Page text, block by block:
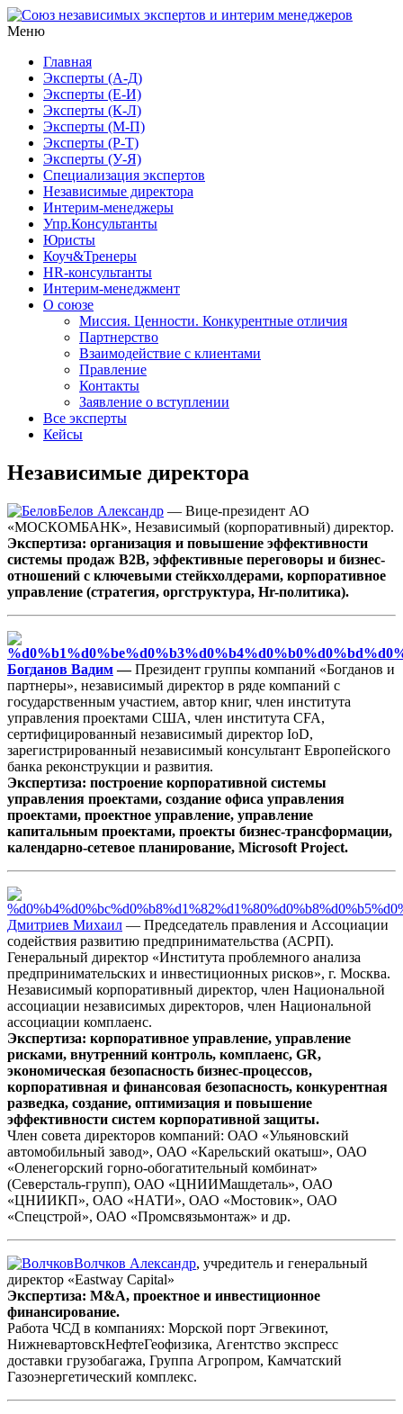
ПОПУЛЯРНОСТИ
Меню
Главная
Эксперты (А-Д)
Эксперты (Е-И)
Эксперты (К-Л)
Эксперты (М-П)
Эксперты (Р-Т)
Эксперты (У-Я)
Специализация экспертов
Независимые директора
Интерим-менеджеры
Упр.Консультанты
Юристы
Коуч&Тренеры
HR-консультанты
Интерим-менеджмент
О союзе
Миссия. Ценности. Конкурентные отличия
Партнерство
Взаимодействие с клиентами
Правление
Контакты
Заявление о вступлении
Все эксперты
Кейсы
Независимые директора
Белов Александр — Вице-президент АО
«МОСКОМБАНК», Независимый (корпоративный) директор.
Экспертиза: организация и повышение эффективности
системы продаж В2В, эффективные переговоры и бизнес-
отношений с ключевыми стейкхолдерами, корпоративное
управление (стратегия, оргструктура, Hr-политика).
Богданов Вадим—Президент группы компаний «Богданов и
партнеры», независимый директор в ряде компаний с
государственным участием, автор книг, член института
управления проектами США, член института CFA,
сертифицированный независимый директор IoD,
зарегистрированный независимый консультант Европейского
банка реконструкции и развития.
Экспертиза: построение корпоративной системы
управления проектами, создание офиса управления
проектами, проектное управление, управление
капитальным проектами, проекты бизнес-трансформации,
календарно-сетевое планирование, Microsoft Project.
Дмитриев Михаил — Председатель правления и Ассоциации
содействия развитию предпринимательства (АСРП).
Генеральный директор «Института проблемного анализа
предпринимательских и инвестиционных рисков», г. Москва.
Независимый корпоративный директор, член Национальной
ассоциации независимых директоров, член Национальной
ассоциации комплаенс.
Экспертиза: корпоративное управление, управление
рисками, внутренний контроль, комплаенс, GR,
экономическая безопасность бизнес-процессов,
корпоративная и финансовая безопасность, конкурентная
разведка, создание, оптимизация и повышение
эффективности систем корпоративной защиты.
Член совета директоров компаний: ОАО «Ульяновский
автомобильный завод», ОАО «Карельский окатыш», ОАО
«Оленегорский горно-обогатительный комбинат»
(Северсталь-групп), ОАО «ЦНИИМашдеталь», ОАО
«ЦНИИКП», ОАО «НАТИ», ОАО «Мостовик», ОАО
«Спецстрой», ОАО «Промсвязьмонтаж» и др.
Волчков Александр, учредитель и генеральный
директор «Eastway Capital»
Экспертиза: M&A, проектное и инвестиционное
финансирование.
Работа ЧСД в компаниях: Морской порт Эгвекинот,
НижневартовскНефтеГеофизика, Агентство экспресс
доставки грузобагажа, Группа Агропром, Камчатский
Газоэнергетический комплекс.